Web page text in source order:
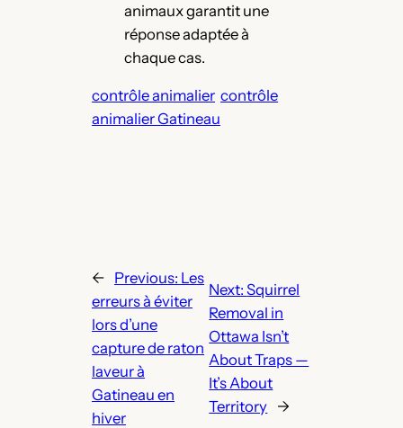
animaux garantit une
réponse adaptée à
chaque cas.
contrôle animalier contrôle
animalier Gatineau
← Previous: Les
erreurs à éviter
lors d’une
capture de raton
laveur à
Gatineau en
hiver
Next:Squirrel
Removal in
Ottawa Isn’t
About Traps —
It’s About
Territory →